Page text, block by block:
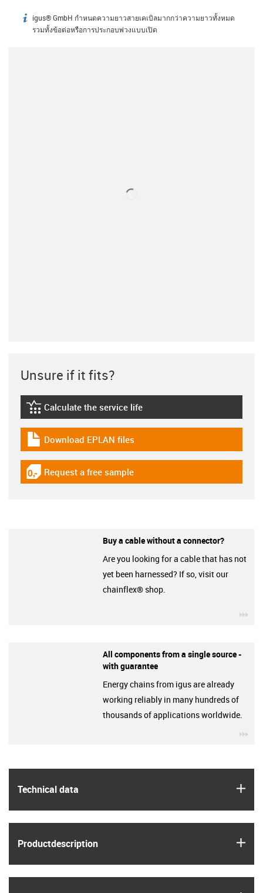
igus-icon-info
igus® GmbH กำหนดความยาวสายเคเบิลมากกว่าความยาวทั้งหมด
รวมทั้งข้อต่อหรือการประกอบพ่วงแบบเปิด
Technical data
Product­description
Unsure if it fits?
igus-icon-lebensdauerrechner
Calculate the service life
igus-icon-download-plan
Download EPLAN files
igus-icon-gratismuster
Request a free sample
Buy a cable without a connector?
Are you looking for a cable that has not
yet been harnessed? If so, visit our
chainflex® shop.
All components from a single source -
with guarantee
Energy chains from igus are already
working reliably in many hundreds of
thousands of applications worldwide.